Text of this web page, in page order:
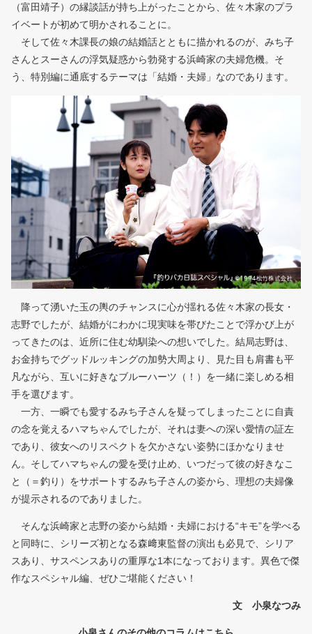
（富田靖子）の縁談話が持ち上がったことから、佐々木家のプラ
イベートが初めて明かされることに。
そして佐々木課長の娘の結婚話とともに描かれるのが、みち子
さんとスーさんの浮気疑惑から勃発する浜崎家の夫婦危機。そ
う、特別編に通底するテーマは「結婚・夫婦」なのであります。
降って湧いた玉の輿のチャンスに心が揺れる佐々木家の長女・
志野でしたが、結婚がにわかに現実味を帯びたことで浮かび上が
ってきたのは、近所に住む幼馴染への想いでした。結局志野は、
お金持ちでグッドルッキングの加勢大周より、見た目も肩書も平
凡ながら、互いに好きなブルーハーツ（！）を一緒に楽しめる相
手を選びます。
一方、一瞬でも愛するみち子さんを疑ってしまったことに自責
の念を覚えるハマちゃんでしたが、それは妻への深い愛情の証左
であり、彼女へのリスペクトを欠かさない姿勢にほかなりませ
ん。そしてハマちゃんの愛を受け止め、いつだって彼の好きなこ
と（＝釣り）をサポートするみち子さんの姿から、理想の夫婦像
が提示されるのでありました。
そんな浜崎家と志野の姿から結婚・夫婦における“キモ”を学べる
と同時に、シリーズ初となる森﨑東監督の演出も必見で、シリア
スあり、サスペンスありの重厚な1本になっております。異色で傑
作なスペシャル編、ぜひご堪能ください！
文 小泉なつみ